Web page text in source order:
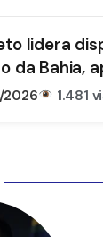
lidera
da Bahia,
2026 1.481